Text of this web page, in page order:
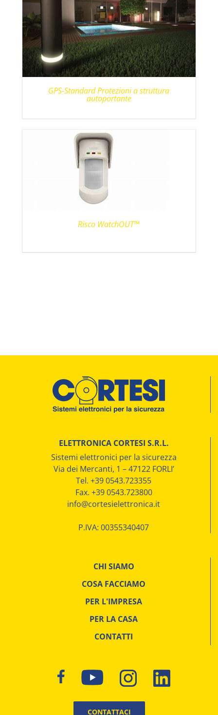
GPS-Standard Protezioni a struttura
autoportante
Risco WatchOUT™
ELETTRONICA CORTESI S.R.L.
Sistemi elettronici per la sicurezza
Via dei Mercanti, 1 – 47122 FORLI’
Tel. +39 0543.723355
Fax. +39 0543.723800
info@cortesielettronica.it
P.IVA: 00355340407
CHI SIAMO
COSA FACCIAMO
PER L'IMPRESA
PER LA CASA
CONTATTI
CONTATTACI